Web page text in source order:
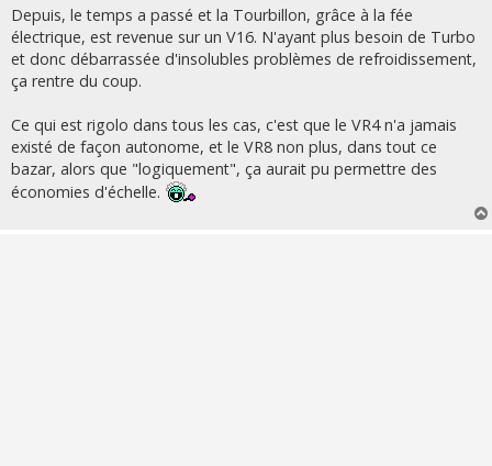
Depuis, le temps a passé et la Tourbillon, grâce à la fée
électrique, est revenue sur un V16. N'ayant plus besoin de Turbo
et donc débarrassée d'insolubles problèmes de refroidissement,
ça rentre du coup.
Ce qui est rigolo dans tous les cas, c'est que le VR4 n'a jamais
existé de façon autonome, et le VR8 non plus, dans tout ce
bazar, alors que "logiquement", ça aurait pu permettre des
économies d'échelle.